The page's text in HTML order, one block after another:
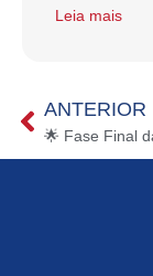
Leia mais
ANTERIOR